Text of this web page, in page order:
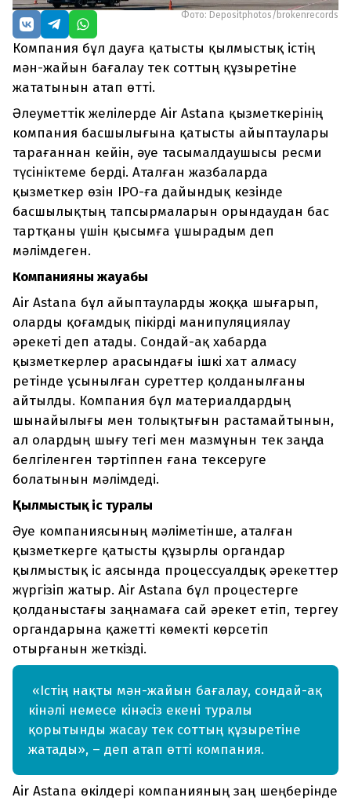
Фото: Depositphotos/brokenrecords
Компания бұл дауға қатысты қылмыстық істің
мән-жайын бағалау тек соттың құзыретіне
жататынын атап өтті.
Әлеуметтік желілерде Air Astana қызметкерінің
компания басшылығына қатысты айыптаулары
тарағаннан кейін, әуе тасымалдаушысы ресми
түсініктеме берді. Аталған жазбаларда
қызметкер өзін IPO-ға дайындық кезінде
басшылықтың тапсырмаларын орындаудан бас
тартқаны үшін қысымға ұшырадым деп
мәлімдеген.
Компанияның жауабы
Air Astana бұл айыптауларды жоққа шығарып,
оларды қоғамдық пікірді манипуляциялау
әрекеті деп атады. Сондай-ақ хабарда
қызметкерлер арасындағы ішкі хат алмасу
ретінде ұсынылған суреттер қолданылғаны
айтылды. Компания бұл материалдардың
шынайылығы мен толықтығын растамайтынын,
ал олардың шығу тегі мен мазмұнын тек заңда
белгіленген тәртіппен ғана тексеруге
болатынын мәлімдеді.
Қылмыстық іс туралы
Әуе компаниясының мәліметінше, аталған
қызметкерге қатысты құзырлы органдар
қылмыстық іс аясында процессуалдық әрекеттер
жүргізіп жатыр. Air Astana бұл процестерге
қолданыстағы заңнамаға сай әрекет етіп, тергеу
органдарына қажетті көмекті көрсетіп
отырғанын жеткізді.
«Істің нақты мән-жайын бағалау, сондай-ақ
кінәлі немесе кінәсіз екені туралы
қорытынды жасау тек соттың құзыретіне
жатады», – деп атап өтті компания.
Air Astana өкілдері компанияның заң шеңберінде